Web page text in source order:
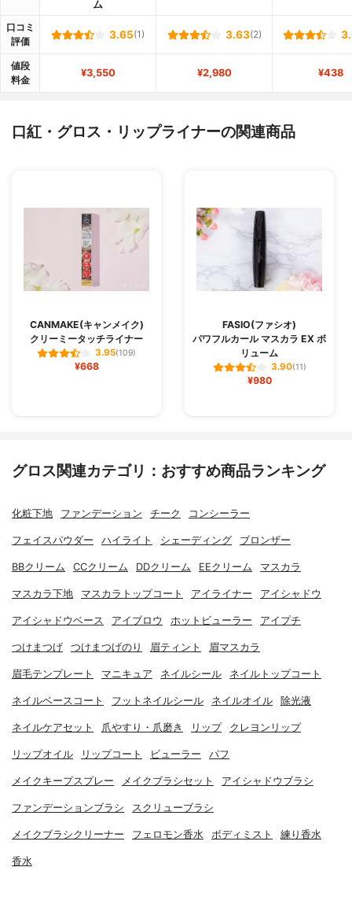
ム
口コミ
評価
3.65(1) 3.63(2)
値段
料金
¥3,550 ¥2,980 ¥438
口紅・グロス・リップライナーの関連商品
CANMAKE(キャンメイク)
クリーミータッチライナー
3.95(109)
¥668
FASIO(ファシオ)
パワフルカール マスカラ EX ボ
リューム
3.90(11)
¥980
グロス関連カテゴリ：おすすめ商品ランキング
化粧下地 ファンデーション チーク コンシーラー
フェイスパウダー ハイライト シェーディング ブロンザー
BBクリーム CCクリーム DDクリーム EEクリーム マスカラ
マスカラ下地 マスカラトップコート アイライナー アイシャドウ
アイシャドウベース アイブロウ ホットビューラー アイプチ
つけまつげ つけまつげのり 眉ティント 眉マスカラ
眉毛テンプレート マニキュア ネイルシール ネイルトップコート
ネイルベースコート フットネイルシール ネイルオイル 除光液
ネイルケアセット 爪やすり・爪磨き リップ クレヨンリップ
リップオイル リップコート ビューラー パフ
メイクキープスプレー メイクブラシセット アイシャドウブラシ
ファンデーションブラシ スクリューブラシ
メイクブラシクリーナー フェロモン香水 ボディミスト 練り香水
香水